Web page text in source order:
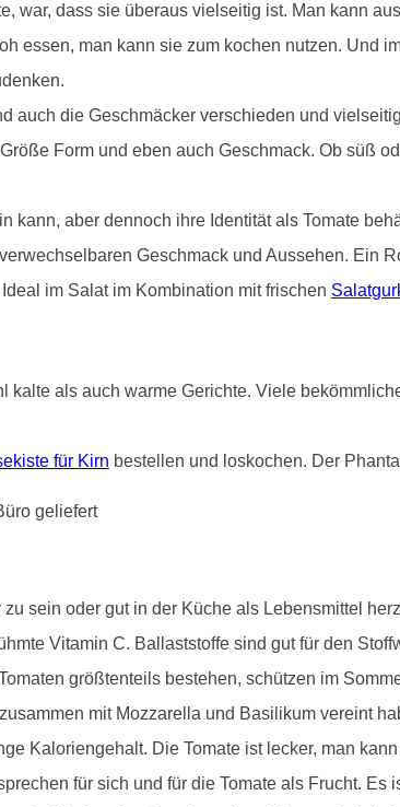
war, dass sie überaus vielseitig ist. Man kann
essen, man kann sie zum kochen nutzen. Und
auch die Geschmäcker verschieden und
Form und eben auch Geschmack. Ob süß
kann, aber dennoch ihre Identität als Tomate
Geschmack und Aussehen. Ein
im Salat im Kombination mit frischen
kalte als auch warme Gerichte. Viele
für Kirn bestellen und loskochen. Der
sein oder gut in der Küche als Lebensmittel
Vitamin C. Ballaststoffe sind gut für den
größtenteils bestehen, schützen im
mit Mozzarella und Basilikum vereint
Kaloriengehalt. Die Tomate ist lecker, man
für sich und für die Tomate als Frucht. Es